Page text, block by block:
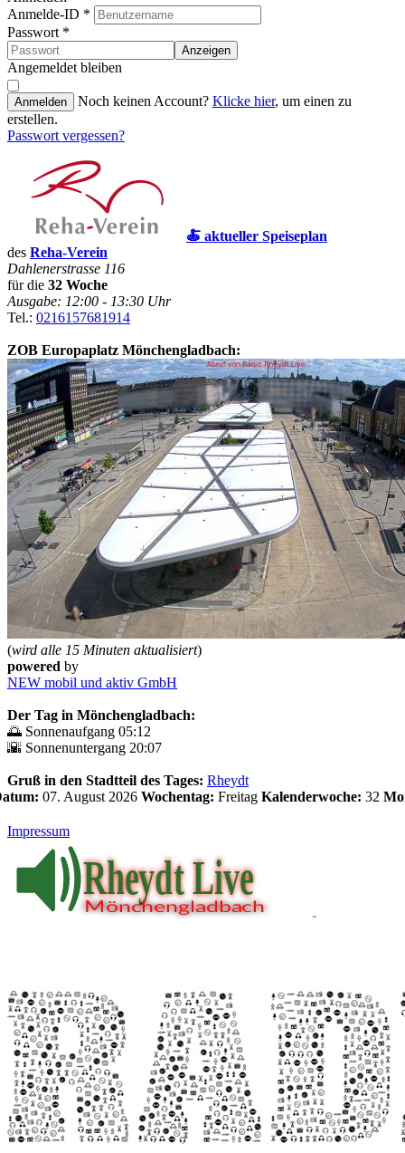
Anmelde-ID *
Passwort *
Anzeigen
Angemeldet bleiben
Anmelden Noch keinen Account? Klicke hier, um einen zu
erstellen.
Passwort vergessen?
🍝 aktueller Speiseplan
des Reha-Verein
Dahlenerstrasse 116
für die 32 Woche
Ausgabe: 12:00 - 13:30 Uhr
Tel.: 0216157681914
ZOB Europaplatz Mönchengladbach:
(wird alle 15 Minuten aktualisiert)
powered by
NEW mobil und aktiv GmbH
Der Tag in Mönchengladbach:
🌅 Sonnenaufgang 05:12
🌇 Sonnenuntergang 20:07
Gruß in den Stadtteil des Tages: Rheydt
07. August 2026 Wochentag: Freitag Kalenderwoche: 32
Impressum